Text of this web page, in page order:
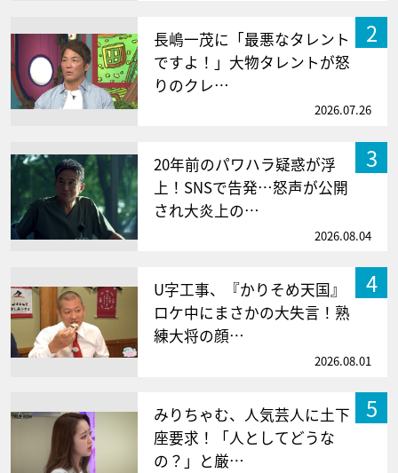
2
長嶋一茂に「最悪なタレント
ですよ！」大物タレントが怒
りのクレ…
2026.07.26
3
20年前のパワハラ疑惑が浮
上！SNSで告発…怒声が公開
され大炎上の…
2026.08.04
4
U字工事、『かりそめ天国』
ロケ中にまさかの大失言！熟
練大将の顔…
2026.08.01
5
みりちゃむ、人気芸人に土下
座要求！「人としてどうな
の？」と厳…